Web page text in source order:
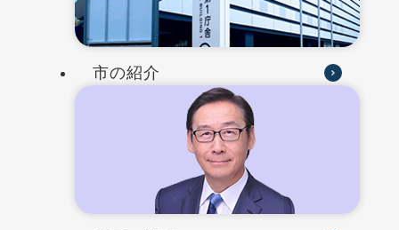
市の紹介